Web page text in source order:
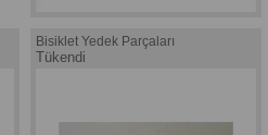
Bisiklet Yedek Parçaları
Tükendi